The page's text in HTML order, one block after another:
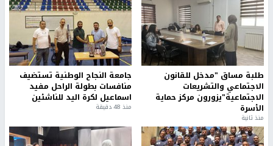
طلبة مساق "مدخل للقانون
الاجتماعي والتشريعات
الاجتماعية"يزورون مركز حماية
الأسرة
منذ ثانية
جامعة النجاح الوطنية تستضيف
منافسات بطولة الراحل مفيد
اسماعيل لكرة اليد للناشئين
منذ 48 دقيقة